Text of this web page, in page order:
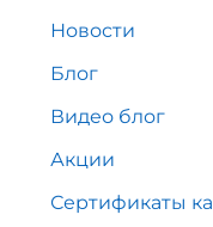
Новости
Блог
Видео блог
Акции
Сертификаты